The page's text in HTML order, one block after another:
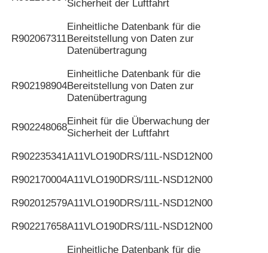
Sicherheit der Luftfahrt
R902067311
Einheitliche Datenbank für die
Bereitstellung von Daten zur
Datenübertragung
R902198904
Einheitliche Datenbank für die
Bereitstellung von Daten zur
Datenübertragung
R902248068
Einheit für die Überwachung der
Sicherheit der Luftfahrt
R902235341A11VLO190DRS/11L-NSD12N00
R902170004A11VLO190DRS/11L-NSD12N00
R902012579A11VLO190DRS/11L-NSD12N00
R902217658A11VLO190DRS/11L-NSD12N00
Einheitliche Datenbank für die